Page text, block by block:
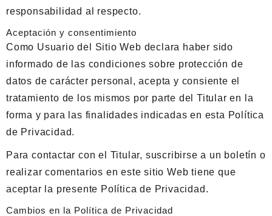
responsabilidad al respecto.
Aceptación y consentimiento
Como Usuario del Sitio Web declara haber sido
informado de las condiciones sobre protección de
datos de carácter personal, acepta y consiente el
tratamiento de los mismos por parte del Titular en la
forma y para las finalidades indicadas en esta Política
de Privacidad.
Para contactar con el Titular, suscribirse a un boletín o
realizar comentarios en este sitio Web tiene que
aceptar la presente Política de Privacidad.
Cambios en la Política de Privacidad